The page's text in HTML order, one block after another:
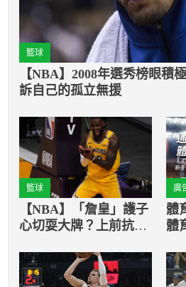
籃球
【NBA】2008年選秀榜眼積極重返
訴自己的孤立無援
籃球
【NBA】「詹皇」護子
心切耍大牌？上前抗議
廣
體
體